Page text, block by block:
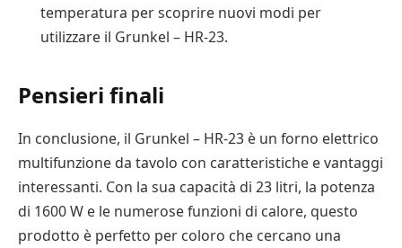
temperatura per scoprire nuovi modi per
utilizzare il Grunkel – HR-23.
Pensieri finali
In conclusione, il Grunkel – HR-23 è un forno elettrico
multifunzione da tavolo con caratteristiche e vantaggi
interessanti. Con la sua capacità di 23 litri, la potenza
di 1600 W e le numerose funzioni di calore, questo
prodotto è perfetto per coloro che cercano una